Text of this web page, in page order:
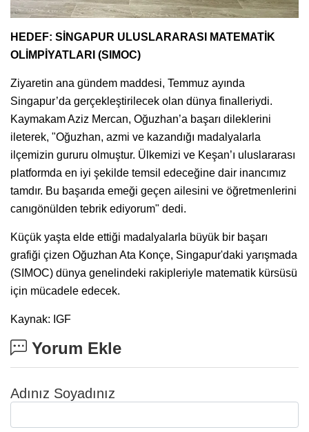
HEDEF: SİNGAPUR ULUSLARARASI MATEMATİK
OLİMPİYATLARI (SIMOC)
Ziyaretin ana gündem maddesi, Temmuz ayında
Singapur’da gerçekleştirilecek olan dünya finalleriydi.
Kaymakam Aziz Mercan, Oğuzhan’a başarı dileklerini
ileterek, "Oğuzhan, azmi ve kazandığı madalyalarla
ilçemizin gururu olmuştur. Ülkemizi ve Keşan’ı uluslararası
platformda en iyi şekilde temsil edeceğine dair inancımız
tamdır. Bu başarıda emeği geçen ailesini ve öğretmenlerini
canıgönülden tebrik ediyorum" dedi.
Küçük yaşta elde ettiği madalyalarla büyük bir başarı
grafiği çizen Oğuzhan Ata Konçe, Singapur'daki yarışmada
(SIMOC) dünya genelindeki rakipleriyle matematik kürsüsü
için mücadele edecek.
Kaynak: IGF
Yorum Ekle
Adınız Soyadınız